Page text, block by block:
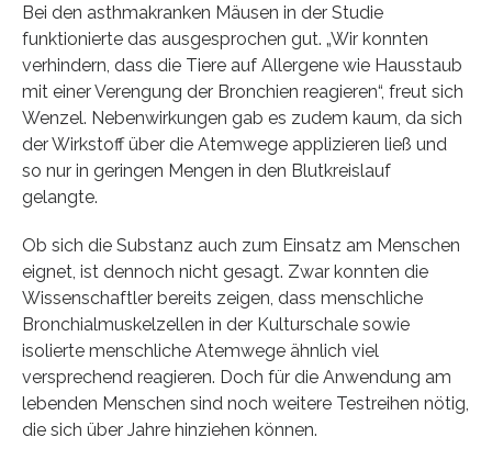
Bei den asthmakranken Mäusen in der Studie
funktionierte das ausgesprochen gut. „Wir konnten
verhindern, dass die Tiere auf Allergene wie Hausstaub
mit einer Verengung der Bronchien reagieren“, freut sich
Wenzel. Nebenwirkungen gab es zudem kaum, da sich
der Wirkstoff über die Atemwege applizieren ließ und
so nur in geringen Mengen in den Blutkreislauf
gelangte.
Ob sich die Substanz auch zum Einsatz am Menschen
eignet, ist dennoch nicht gesagt. Zwar konnten die
Wissenschaftler bereits zeigen, dass menschliche
Bronchialmuskelzellen in der Kulturschale sowie
isolierte menschliche Atemwege ähnlich viel
versprechend reagieren. Doch für die Anwendung am
lebenden Menschen sind noch weitere Testreihen nötig,
die sich über Jahre hinziehen können.